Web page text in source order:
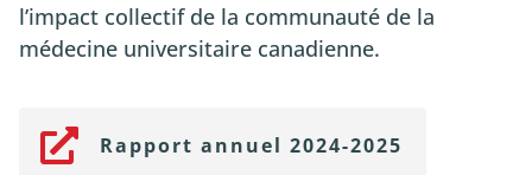
l’impact collectif de la communauté de la
médecine universitaire canadienne.
Rapport annuel 2024-2025